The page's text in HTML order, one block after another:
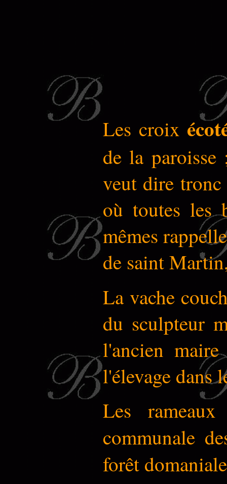
Les croix
de la
veut dire tronc
où toutes les
mêmes
de saint
La vache
du sculpteur
l'ancien
l'élevage dans
Les
communale
forêt